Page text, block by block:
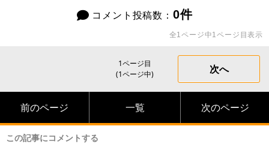
コメント投稿数： 0件
全1ページ中1ページ目表示
1ページ目
(1ページ中)
次へ
前のページ 一覧 次のページ
この記事にコメントする